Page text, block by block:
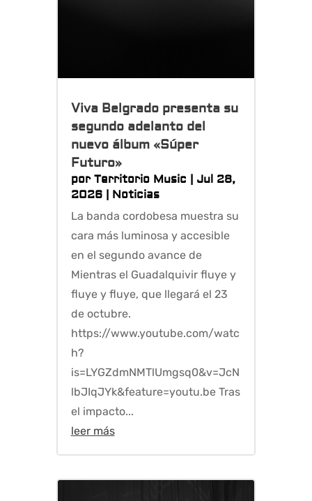
Viva Belgrado presenta su
segundo adelanto del
nuevo álbum «Súper
Futuro»
por Territorio Music
Jul 28,
2026| Noticias
La banda cordobesa muestra su
cara más luminosa y accesible
en el segundo avance de
Mientras el Guadalquivir fluye y
fluye y fluye, que llegará el 23
de octubre.
https://www.youtube.com/watc
h?
is=LYGZdmNMTlUmgsq0&v=JcN
lbJIqJYk&feature=youtu.be Tras
el impacto...
leer más